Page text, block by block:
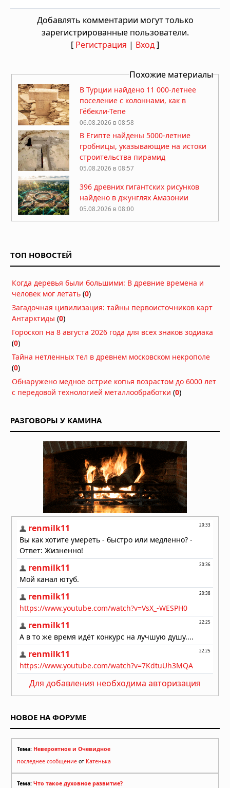
Добавлять комментарии могут только
зарегистрированные пользователи.
[ Регистрация | Вход]
Похожие материалы
В Турции найдено 11 000-летнее
поселение с колоннами, как в
Гёбекли-Тепе
06.08.2026 в 08:58
В Египте найдены 5000-летние
гробницы, указывающие на истоки
строительства пирамид
05.08.2026 в 08:57
396 древних гигантских рисунков
найдено в джунглях Амазонии
05.08.2026 в 08:00
сохранившееся» яйцо динозавра
возрастом 70 миллионов лет
05.08.2026 в 06:49
сканирование земли выявило
04.08.2026 в 08:49
тысячелетние фигурки птиц
размером с ноготь
Двухуровневая "гробница гигантов"
04.08.2026 в 08:27
Следы гигантов: 1,4-
миллионнолетние следы
раскрывают гигантского
родственника человека
04.08.2026 в 08:21
Арктике
03.08.2026 в 08:00
ТОП НОВОСТЕЙ
Когда деревья были большими: В древние времена и
человек мог летать (0)
Загадочная цивилизация: тайны первоисточников карт
Антарктиды (0)
Гороскоп на 8 августа 2026 года для всех знаков зодиака
(0)
Тайна нетленных тел в древнем московском некрополе
(0)
Обнаружено медное острие копья возрастом до 6000 лет
с передовой технологией металлообработки (0)
РАЗГОВОРЫ У КАМИНА
Для добавления необходима авторизация
НОВОЕ НА ФОРУМЕ
Тема: Невероятное и Очевидное
последнее сообщение от Катенька
Тема: Что такое духовное развитие?